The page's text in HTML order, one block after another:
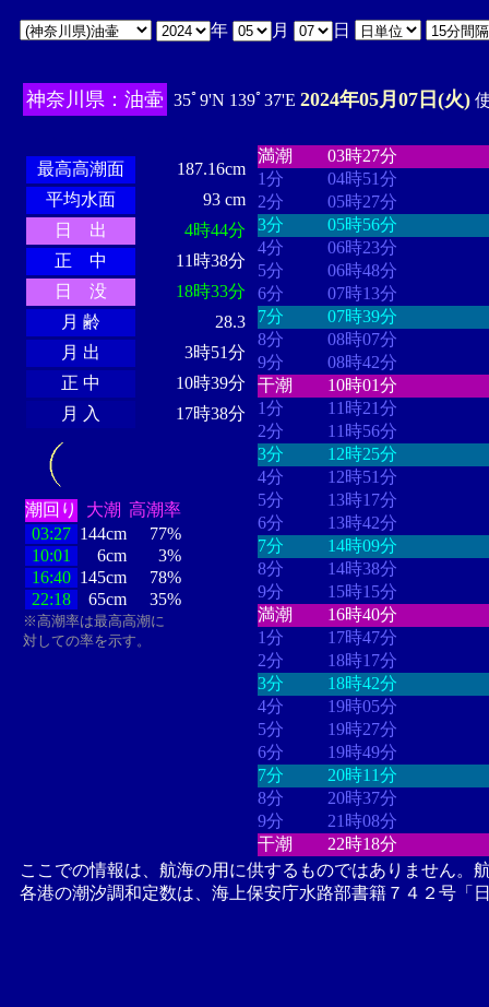
年 月 日
神奈川県：油壷 35ﾟ9'N 139ﾟ37'E 2024年05月07日(火)
最高高潮面
187.16cm
平均水面
93 cm
日 出
4時44分
正 中
11時38分
日 没
18時33分
月 齢
28.3
月 出
3時51分
正 中
10時39分
月 入
17時38分
潮回り 大潮 高潮率
03:27 144cm
77%
10:01
6cm
3%
16:40 145cm
78%
22:18
65cm 35%
※高潮率は最高高潮に
対しての率を示す。
満潮
03時27分
1分
04時51分
2分
05時27分
3分
05時56分
4分
06時23分
5分
06時48分
6分
07時13分
7分
07時39分
8分
08時07分
9分
08時42分
干潮
10時01分
1分
11時21分
2分
11時56分
3分
12時25分
4分
12時51分
5分
13時17分
6分
13時42分
7分
14時09分
8分
14時38分
9分
15時15分
満潮
16時40分
1分
17時47分
2分
18時17分
3分
18時42分
4分
19時05分
5分
19時27分
6分
19時49分
7分
20時11分
8分
20時37分
9分
21時08分
干潮
22時18分
ここでの情報は、航海の用に供するものではありません。
各港の潮汐調和定数は、海上保安庁水路部書籍７４２号「